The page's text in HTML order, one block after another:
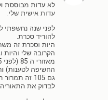
לא עדות מבוססת
עדות אישית שלי.
לפני שנה נחשפתי
להוריד סכרת.
היות וסכרת זה
הקרובה שלי והיות
החשיפה לטענות)
גם 105 זה
לבדוק את